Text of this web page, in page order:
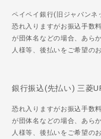
ペイペイ銀行(旧ジャパンネ
恐れ入りますがお振込手数
が団体名などの場合、あら
人様等、後払いをご希望の
銀行振込(先払い) 三菱
恐れ入りますがお振込手数
が団体名などの場合、あら
人様等、後払いをご希望の